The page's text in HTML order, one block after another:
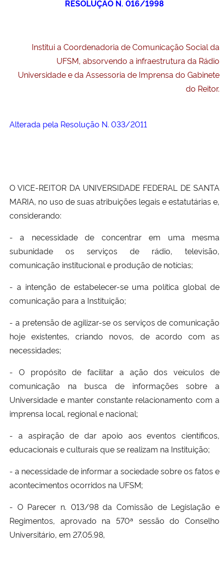
Ministério da Cidadania
Ministério de Minas e Energia
Controladoria-Geral da União
Ministério da Mulher, da Família e dos Direitos Humanos
Secretaria de Governo
Gabinete de Segurança Institucional
Advocacia-Geral da União
Banco Central do Brasil
Planalto
RESOLUÇÃO N. 016/1998
Institui a Coordenadoria de Comunicação Social da
UFSM, absorvendo a infraestrutura da Rádio
Universidade e da Assessoria de Imprensa do Gabinete
do Reitor.
Alterada pela Resolução N. 033/2011
O VICE-REITOR DA UNIVERSIDADE FEDERAL DE SANTA
MARIA, no uso de suas atribuições legais e estatutárias e,
considerando:
- a necessidade de concentrar em uma mesma
subunidade os serviços de rádio, televisão,
comunicação institucional e produção de notícias;
- a intenção de estabelecer-se uma política global de
comunicação para a Instituição;
- a pretensão de agilizar-se os serviços de comunicação
hoje existentes, criando novos, de acordo com as
necessidades;
- O propósito de facilitar a ação dos veículos de
comunicação na busca de informações sobre a
Universidade e manter constante relacionamento com a
imprensa local, regional e nacional;
- a aspiração de dar apoio aos eventos científicos,
educacionais e culturais que se realizam na Instituição;
- a necessidade de informar a sociedade sobre os fatos e
acontecimentos ocorridos na UFSM;
- O Parecer n. 013/98 da Comissão de Legislação e
Regimentos, aprovado na 570ª sessão do Conselho
Universitário, em 27.05.98,